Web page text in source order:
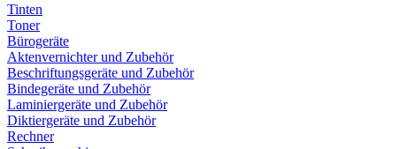
Tinten
Toner
Bürogeräte
Aktenvernichter und Zubehör
Beschriftungsgeräte und Zubehör
Bindegeräte und Zubehör
Laminiergeräte und Zubehör
Diktiergeräte und Zubehör
Rechner